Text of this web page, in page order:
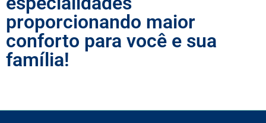
proporcionando maior
conforto para você e sua
família!